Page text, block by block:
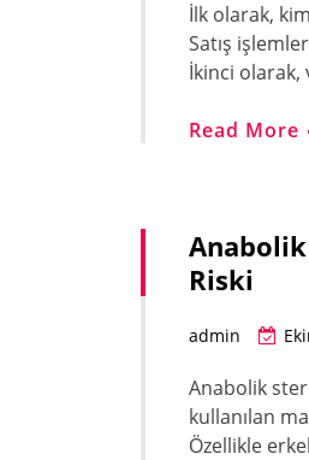
İlk olarak,
Satış
İkinci olarak,
Read More
Riski
admin
Anabolik
kullanılan
Özellikle